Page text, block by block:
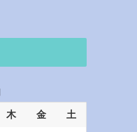
木 金 土